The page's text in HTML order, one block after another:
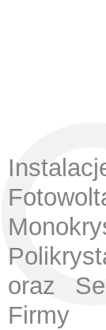
oraz
Firmy